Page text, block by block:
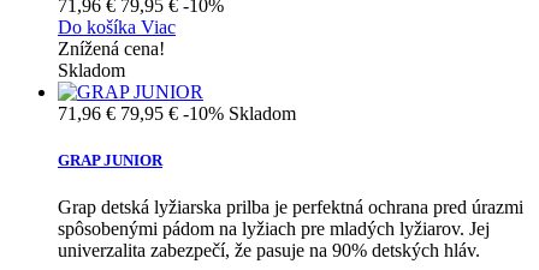
71,96 € 79,95 € -10%
Do košíka Viac
Znížená cena!
Skladom
71,96 € 79,95 € -10% Skladom
GRAP JUNIOR
Grap detská lyžiarska prilba je perfektná ochrana pred úrazmi
spôsobenými pádom na lyžiach pre mladých lyžiarov. Jej
univerzalita zabezpečí, že pasuje na 90% detských hláv.